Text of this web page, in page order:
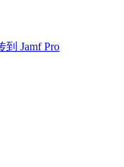
Jamf Pro